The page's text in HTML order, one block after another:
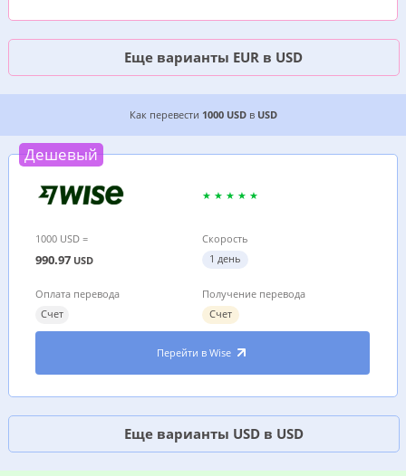
Еще варианты EUR в USD
ДЕШЕВЫЙ ВАРИАНТ, ГДЕ ВЫГОДНЕЕ
Как перевести 1000 USDв USD
Дешевый
1000 USD =
990.97 USD
Скорость
1 день
Оплата перевода
Счет
Получение перевода
Счет
Перейти в Wise
Еще варианты USD в USD